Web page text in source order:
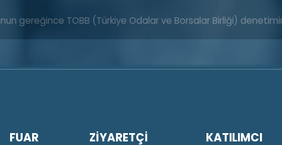
gereğince TOBB (Türkiye Odalar ve Borsalar Birliği)
FUAR ZİYARETÇİ KATILIMCI